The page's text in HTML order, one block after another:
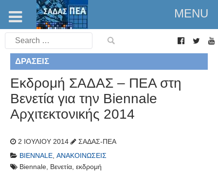
MENU
Search
for:
ΔΡΆΣΕΙΣ
Εκδρομή ΣΑΔΑΣ – ΠΕΑ στη
Βενετία για την Biennale
Αρχιτεκτονικής 2014
2 ΙΟΥΛΊΟΥ 2014
ΣΑΔΑΣ-ΠΕΑ
BIENNALE, ΑΝΑΚΟΙΝΏΣΕΙΣ
Biennale, Βενετία, εκδρομή